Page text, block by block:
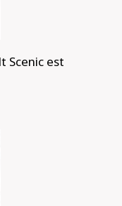
Scenic est